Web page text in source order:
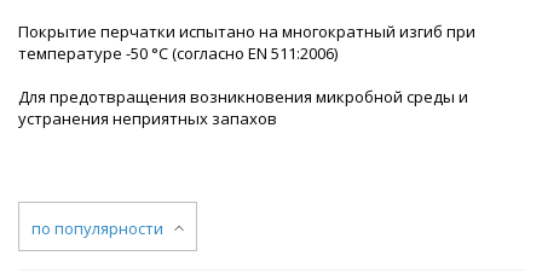
Покрытие перчатки испытано на многократный изгиб при
температуре -50 °С (согласно EN 511:2006)
Для предотвращения возникновения микробной среды и
устранения неприятных запахов
по популярности